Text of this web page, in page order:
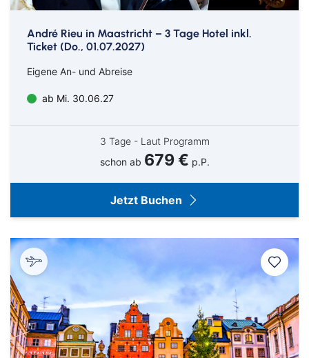
André Rieu in Maastricht – 3 Tage Hotel inkl.
Ticket (Do., 01.07.2027)
Eigene An- und Abreise
ab Mi. 30.06.27
3 Tage - Laut Programm
schon ab 679 € p.P.
Jetzt Buchen